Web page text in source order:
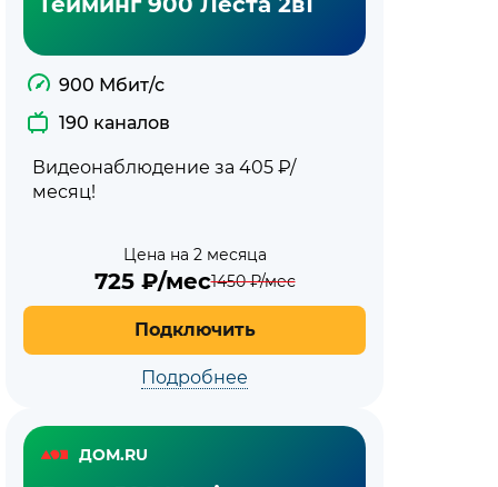
900 Мбит/с
190 каналов
Видеонаблюдение за 405 ₽/
месяц!
Цена на 2 месяца
725₽/мес1450₽/мес
Подключить
Подробнее
ДОМ.RU